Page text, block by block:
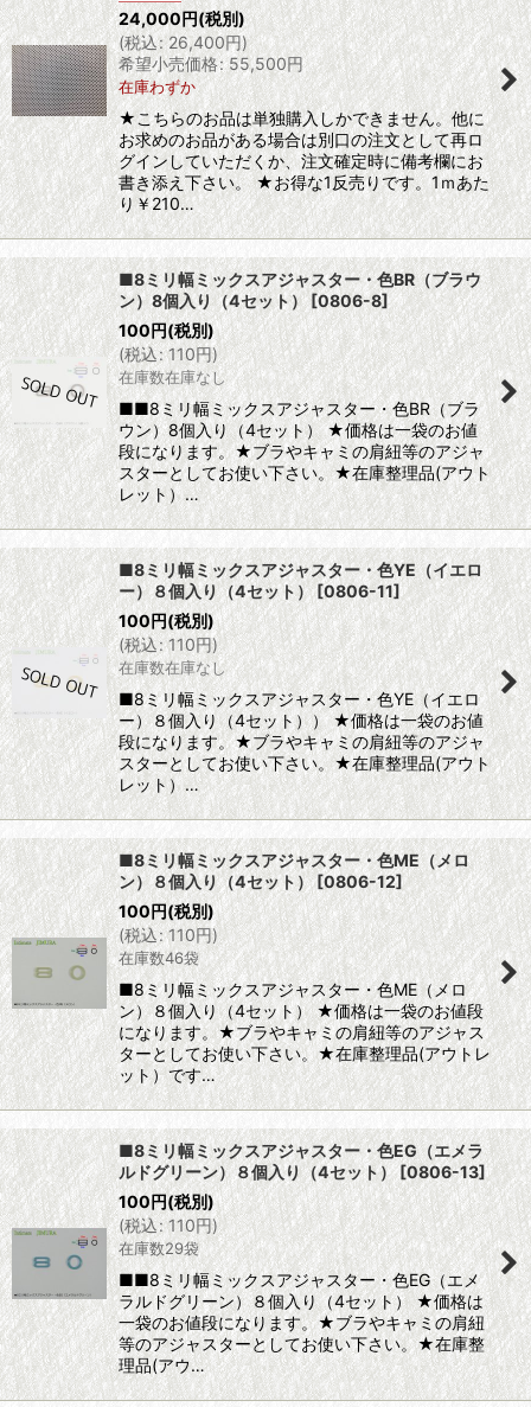
24,000円(税別)
(税込: 26,400円)
希望小売価格: 55,500円
在庫わずか
★こちらのお品は単独購入しかできません。他に
お求めのお品がある場合は別口の注文として再ロ
グインしていただくか、注文確定時に備考欄にお
書き添え下さい。 ★お得な1反売りです。1ｍあた
り￥210…
■8ミリ幅ミックスアジャスター・色BR（ブラウ
ン）8個入り（4セット）[0806-8]
100円(税別)
(税込: 110円)
在庫数在庫なし
■■8ミリ幅ミックスアジャスター・色BR（ブラ
ウン）8個入り（4セット） ★価格は一袋のお値
段になります。★ブラやキャミの肩紐等のアジャ
スターとしてお使い下さい。★在庫整理品(アウト
レット）…
■8ミリ幅ミックスアジャスター・色YE（イエロ
ー）８個入り（4セット）[0806-11]
100円(税別)
(税込: 110円)
在庫数在庫なし
■8ミリ幅ミックスアジャスター・色YE（イエロ
ー）８個入り（4セット）） ★価格は一袋のお値
段になります。★ブラやキャミの肩紐等のアジャ
スターとしてお使い下さい。★在庫整理品(アウト
レット）…
■8ミリ幅ミックスアジャスター・色ME（メロ
ン）８個入り（4セット） [0806-12]
100円(税別)
(税込: 110円)
在庫数46袋
■8ミリ幅ミックスアジャスター・色ME（メロ
ン）８個入り（4セット） ★価格は一袋のお値段
になります。★ブラやキャミの肩紐等のアジャス
ターとしてお使い下さい。★在庫整理品(アウトレ
ット）です…
■8ミリ幅ミックスアジャスター・色EG（エメラ
ルドグリーン）８個入り（4セット）[0806-13]
100円(税別)
(税込: 110円)
在庫数29袋
■■8ミリ幅ミックスアジャスター・色EG（エメ
ラルドグリーン）８個入り（4セット） ★価格は
一袋のお値段になります。★ブラやキャミの肩紐
等のアジャスターとしてお使い下さい。★在庫整
理品(アウ…